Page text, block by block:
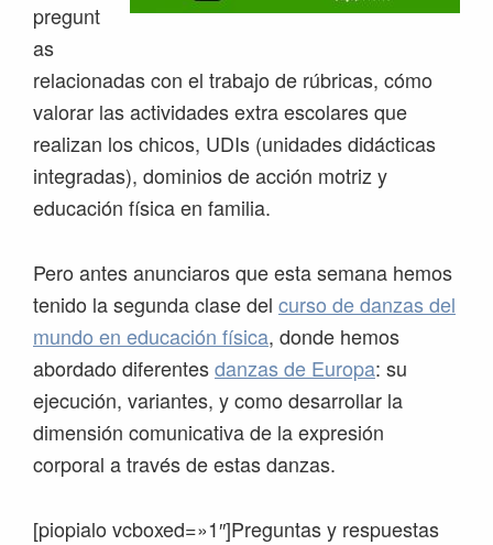
pregunt
as
relacionadas con el trabajo de rúbricas, cómo
valorar las actividades extra escolares que
realizan los chicos, UDIs (unidades didácticas
integradas), dominios de acción motriz y
educación física en familia.
Pero antes anunciaros que esta semana hemos
tenido la segunda clase del curso de danzas del
mundo en educación física, donde hemos
abordado diferentesdanzas de Europa: su
ejecución, variantes, y como desarrollar la
dimensión comunicativa de la expresión
corporal a través de estas danzas.
[piopialo vcboxed=»1″]Preguntas y respuestas